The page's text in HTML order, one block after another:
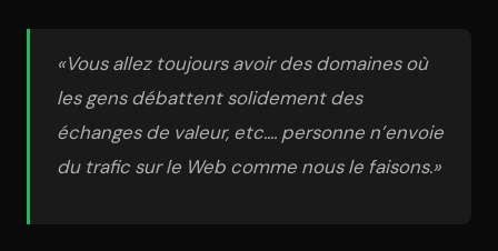
«Vous allez toujours avoir des domaines où
les gens débattent solidement des
échanges de valeur, etc.… personne n’envoie
du trafic sur le Web comme nous le faisons.»